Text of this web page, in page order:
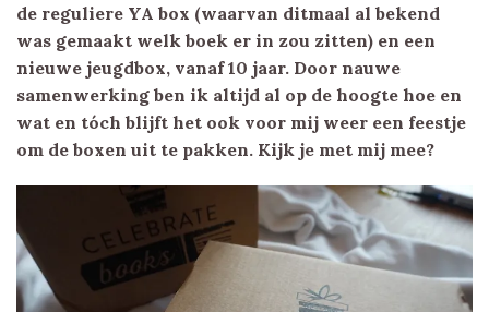
de reguliere YA box (waarvan ditmaal al bekend
was gemaakt welk boek er in zou zitten) en een
nieuwe jeugdbox, vanaf 10 jaar. Door nauwe
samenwerking ben ik altijd al op de hoogte hoe en
wat en tóch blijft het ook voor mij weer een feestje
om de boxen uit te pakken. Kijk je met mij mee?